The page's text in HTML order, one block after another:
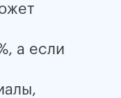
а если